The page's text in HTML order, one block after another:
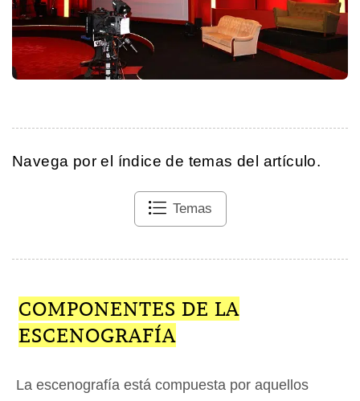
Navega por el índice de temas del artículo.
Temas
COMPONENTES DE LA
ESCENOGRAFÍA
La escenografía está compuesta por aquellos